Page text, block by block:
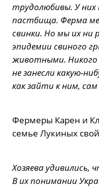
трудолюбивы. У них
пастбища. Ферма
свинки. Но мы их ни
эпидемии свиного
животными. Никого
не занесли какую-
как зайти к ним,
Фермеры Карен и
семье Лукиных
Хозяева
В их понимании